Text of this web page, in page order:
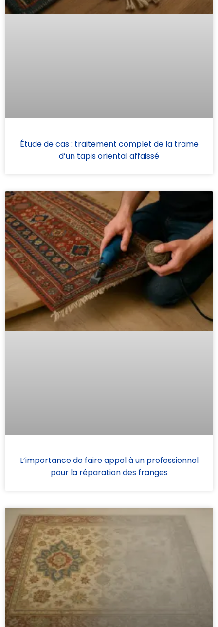
Étude de cas : traitement complet de la trame
d’un tapis oriental affaissé
L’importance de faire appel à un professionnel
pour la réparation des franges